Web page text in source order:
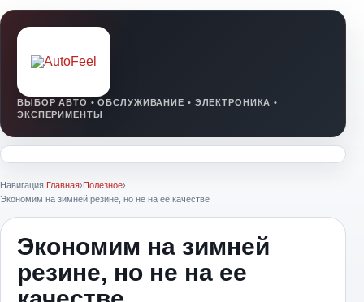
Навигация:Главная›Полезное›
Экономим на зимней резине, но не на ее качестве
Экономим на зимней
резине, но не на ее